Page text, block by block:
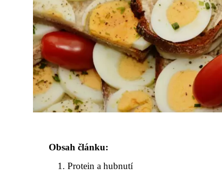
Obsah článku:
Protein a hubnutí